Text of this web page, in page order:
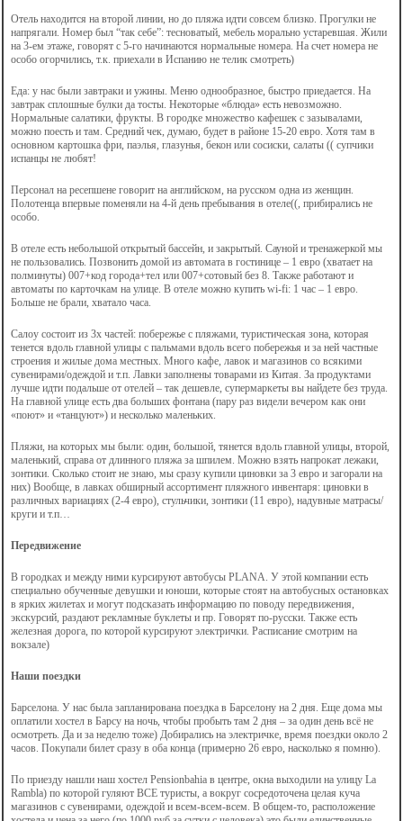
Отель находится на второй линии, но до пляжа идти совсем близко. Прогулки не
напрягали. Номер был “так себе”: тесноватый, мебель морально устаревшая. Жили
на 3-ем этаже, говорят с 5-го начинаются нормальные номера. На счет номера не
особо огорчились, т.к. приехали в Испанию не телик смотреть)
Еда: у нас были завтраки и ужины. Меню однообразное, быстро приедается. На
завтрак сплошные булки да тосты. Некоторые «блюда» есть невозможно.
Нормальные салатики, фрукты. В городке множество кафешек с зазывалами,
можно поесть и там. Средний чек, думаю, будет в районе 15-20 евро. Хотя там в
основном картошка фри, паэлья, глазунья, бекон или сосиски, салаты (( супчики
испанцы не любят!
Персонал на ресепшене говорит на английском, на русском одна из женщин.
Полотенца впервые поменяли на 4-й день пребывания в отеле((, прибирались не
особо.
В отеле есть небольшой открытый бассейн, и закрытый. Сауной и тренажеркой мы
не пользовались. Позвонить домой из автомата в гостинице – 1 евро (хватает на
полминуты) 007+код города+тел или 007+сотовый без 8. Также работают и
автоматы по карточкам на улице. В отеле можно купить wi-fi: 1 час – 1 евро.
Больше не брали, хватало часа.
Салоу состоит из 3х частей: побережье с пляжами, туристическая зона, которая
тенется вдоль главной улицы с пальмами вдоль всего побережья и за ней частные
строения и жилые дома местных. Много кафе, лавок и магазинов со всякими
сувенирами/одеждой и т.п. Лавки заполнены товарами из Китая. За продуктами
лучше идти подальше от отелей – так дешевле, супермаркеты вы найдете без труда.
На главной улице есть два больших фонтана (пару раз видели вечером как они
«поют» и «танцуют») и несколько маленьких.
Пляжи, на которых мы были: один, большой, тянется вдоль главной улицы, второй,
маленький, справа от длинного пляжа за шпилем. Можно взять напрокат лежаки,
зонтики. Сколько стоит не знаю, мы сразу купили циновки за 3 евро и загорали на
них) Вообще, в лавках обширный ассортимент пляжного инвентаря: циновки в
различных вариациях (2-4 евро), стульчики, зонтики (11 евро), надувные матрасы/
круги и т.п…
Передвижение
В городках и между ними курсируют автобусы PLANA. У этой компании есть
специально обученные девушки и юноши, которые стоят на автобусных остановках
в ярких жилетах и могут подсказать информацию по поводу передвижения,
экскурсий, раздают рекламные буклеты и пр. Говорят по-русски. Также есть
железная дорога, по которой курсируют электрички. Расписание смотрим на
вокзале)
Наши поездки
Барселона. У нас была запланирована поездка в Барселону на 2 дня. Еще дома мы
оплатили хостел в Барсу на ночь, чтобы пробыть там 2 дня – за один день всё не
осмотреть. Да и за неделю тоже) Добирались на электричке, время поездки около 2
часов. Покупали билет сразу в оба конца (примерно 26 евро, насколько я помню).
По приезду нашли наш хостел Рensionbahia в центре, окна выходили на улицу La
Rambla) по которой гуляют ВСЕ туристы, а вокруг сосредоточена целая куча
магазинов с сувенирами, одеждой и всем-всем-всем. В общем-то, расположение